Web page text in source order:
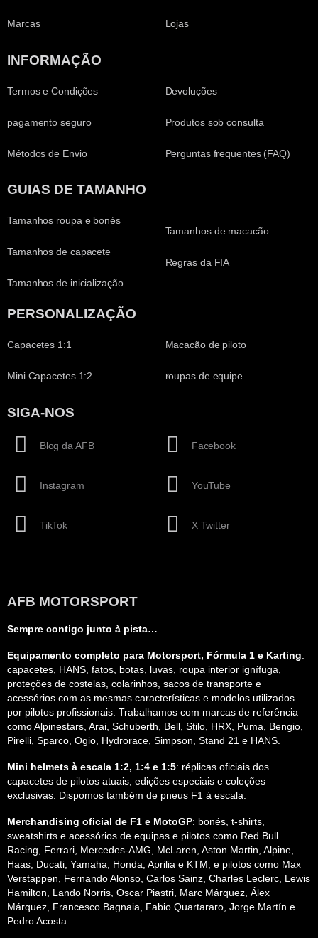
Marcas Lojas
INFORMAÇÃO
Termos e Condições
pagamento seguro
Métodos de Envio
Devoluções
Produtos sob consulta
Perguntas frequentes (FAQ)
GUIAS DE TAMANHO
Tamanhos roupa e bonés
Tamanhos de capacete
Tamanhos de inicialização
Tamanhos de macacão
Regras da FIA
PERSONALIZAÇÃO
Capacetes 1:1
Mini Capacetes 1:2
Macacão de piloto
roupas de equipe
SIGA-NOS
Blog da AFB
Instagram
TikTok
Facebook
YouTube
X Twitter
AFB MOTORSPORT
Sempre contigo junto à pista…
Equipamento completo para Motorsport, Fórmula 1 e Karting:
capacetes, HANS, fatos, botas, luvas, roupa interior ignífuga,
proteções de costelas, colarinhos, sacos de transporte e
acessórios com as mesmas características e modelos utilizados
por pilotos profissionais. Trabalhamos com marcas de referência
como Alpinestars, Arai, Schuberth, Bell, Stilo, HRX, Puma, Bengio,
Pirelli, Sparco, Ogio, Hydrorace, Simpson, Stand 21 e HANS.
Mini helmets à escala 1:2, 1:4 e 1:5: réplicas oficiais dos
capacetes de pilotos atuais, edições especiais e coleções
exclusivas. Dispomos também de pneus F1 à escala.
Merchandising oficial de F1 e MotoGP: bonés, t-shirts,
sweatshirts e acessórios de equipas e pilotos como Red Bull
Racing, Ferrari, Mercedes-AMG, McLaren, Aston Martin, Alpine,
Haas, Ducati, Yamaha, Honda, Aprilia e KTM, e pilotos como Max
Verstappen, Fernando Alonso, Carlos Sainz, Charles Leclerc, Lewis
Hamilton, Lando Norris, Oscar Piastri, Marc Márquez, Álex
Márquez, Francesco Bagnaia, Fabio Quartararo, Jorge Martín e
Pedro Acosta.